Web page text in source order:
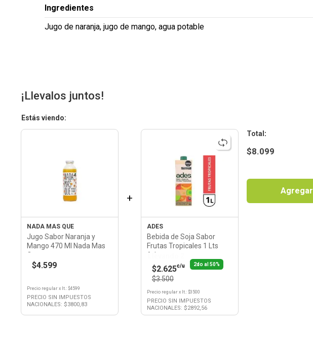
Ingredientes
Jugo de naranja, jugo de mango, agua potable
¡Llevalos juntos!
Estás viendo:
NADA MAS QUE
Jugo Sabor Naranja y
Mango 470 Ml Nada Mas
Que
$4.599
Precio regularx lt.: $4599
PRECIO SIN IMPUESTOS
NACIONALES: $3800,83
+
ADES
Bebida de Soja Sabor
Frutas Tropicales 1 Lts
Ades
$2.625c/u 2do al 50%
$3.500
Precio regularx lt.: $3500
PRECIO SIN IMPUESTOS
NACIONALES: $2892,56
:
$8.099
Agregar